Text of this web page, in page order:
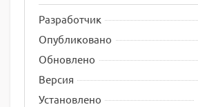
Разработчик
Опубликовано
Обновлено
Версия
Установлено